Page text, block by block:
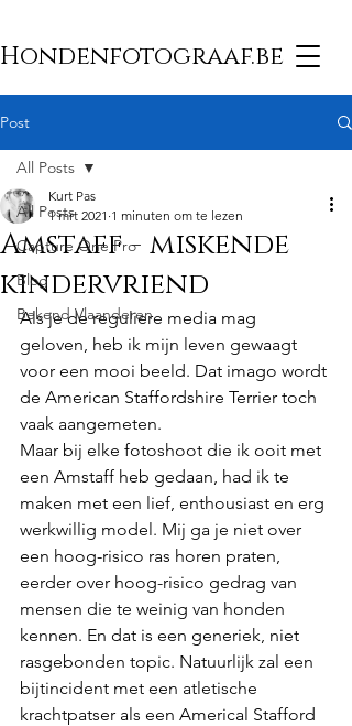
Hondenfotograaf.be
Post
All Posts
Capture One Pro
Blog
Bekend Vlaanderen
All Posts
Amstaff - miskende
kindervriend
Kurt Pas
1 mrt 2021 1 minuten om te lezen
Als je de reguliere media mag
geloven, heb ik mijn leven gewaagt
voor een mooi beeld. Dat imago wordt
de American Staffordshire Terrier toch
vaak aangemeten.
Maar bij elke fotoshoot die ik ooit met
een Amstaff heb gedaan, had ik te
maken met een lief, enthousiast en erg
werkwillig model. Mij ga je niet over
een hoog-risico ras horen praten,
eerder over hoog-risico gedrag van
mensen die te weinig van honden
kennen. En dat is een generiek, niet
rasgebonden topic. Natuurlijk zal een
bijtincident met een atletische
krachtpatser als een Americal Stafford